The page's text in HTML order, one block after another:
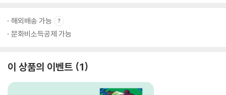
해외배송 가능
문화비소득공제 가능
이 상품의 이벤트 1